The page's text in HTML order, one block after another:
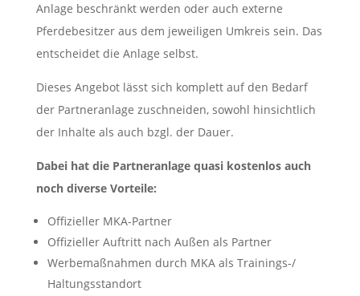
Anlage beschränkt werden oder auch externe
Pferdebesitzer aus dem jeweiligen Umkreis sein. Das
entscheidet die Anlage selbst.
Dieses Angebot lässt sich komplett auf den Bedarf
der Partneranlage zuschneiden, sowohl hinsichtlich
der Inhalte als auch bzgl. der Dauer.
Dabei hat die Partneranlage quasi kostenlos auch
noch diverse Vorteile:
Offizieller MKA-Partner
Offizieller Auftritt nach Außen als Partner
Werbemaßnahmen durch MKA als Trainings-/
Haltungsstandort